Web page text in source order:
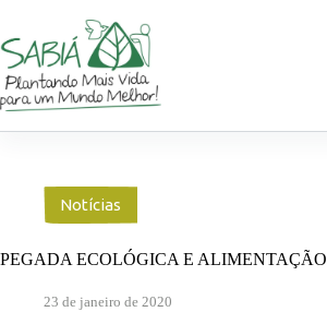
o
conteúdo
Notícias
PEGADA ECOLÓGICA E ALIMENTAÇÃO
23 de janeiro de 2020